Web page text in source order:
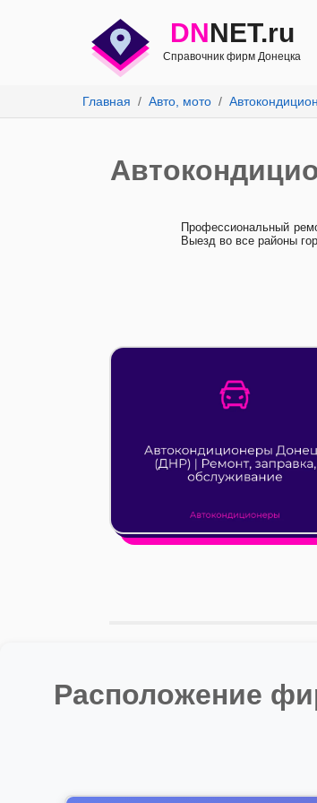
DNNET.ru
Справочник фирм Донецка
Главная Авто, мото
Профессиональный
Выезд во все районы
Расположение